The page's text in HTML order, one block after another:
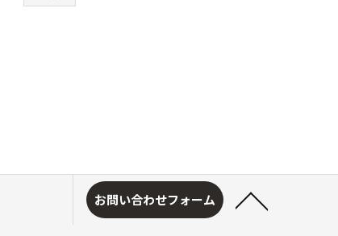
お問い合わせフォーム